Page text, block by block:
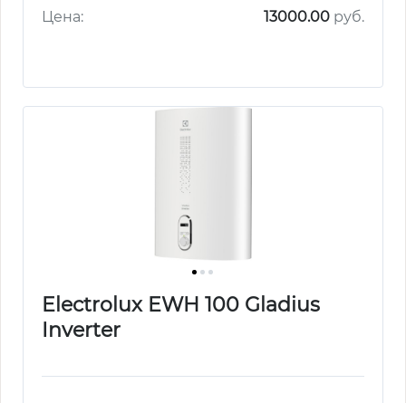
Цена: 13000.00руб.
Electrolux EWH 100 Gladius
Inverter